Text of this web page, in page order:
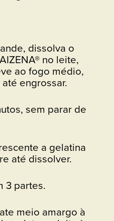
dissolva o
no leite,
ao fogo médio,
engrossar.
sem parar de
a gelatina
até dissolver.
3 partes.
meio amargo à